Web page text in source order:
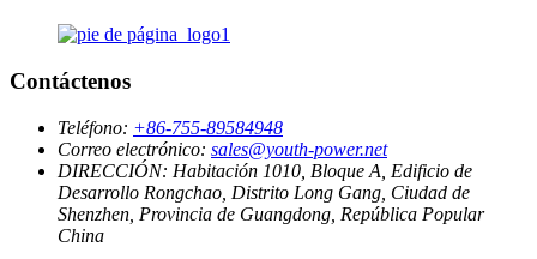
Contáctenos
Teléfono: +86-755-89584948
Correo electrónico: sales@youth-power.net
DIRECCIÓN: Habitación 1010, Bloque A, Edificio de
Desarrollo Rongchao, Distrito Long Gang, Ciudad de
Shenzhen, Provincia de Guangdong, República Popular
China